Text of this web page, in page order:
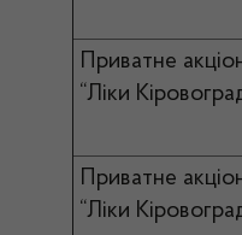
Приватне
“Ліки
Приватне
“Ліки